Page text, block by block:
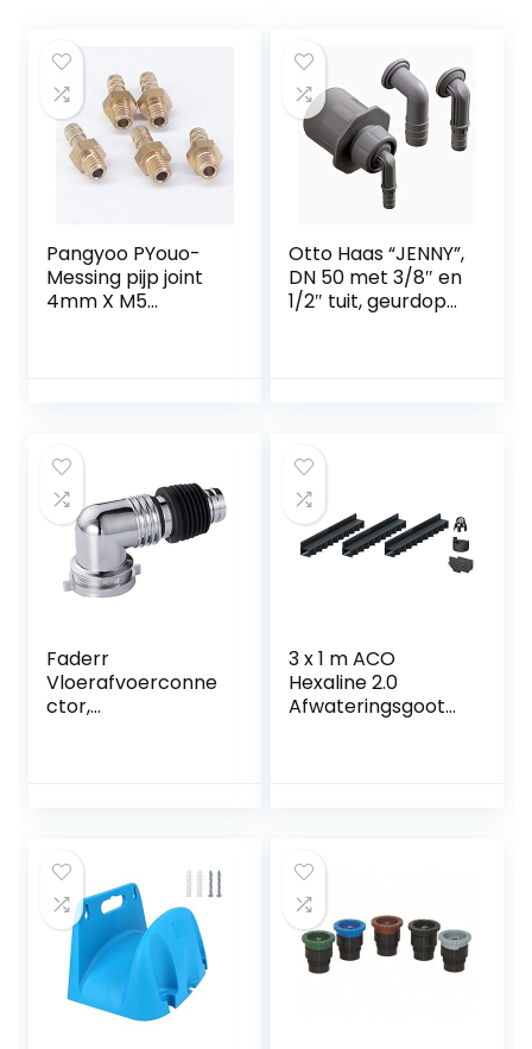
Pangyoo PYouo-
Messing pijp joint
4mm X M5
Water,5 stks, Dik
materiaal
Otto Haas “JENNY”,
DN 50 met 3/8″ en
1/2″ tuit, geurdop
Faderr
Vloerafvoerconne
ctor,
r riool
verchroomde
accessoires
snapadapter
3 x 1 m ACO
Hexaline 2.0
Afwateringsgoot